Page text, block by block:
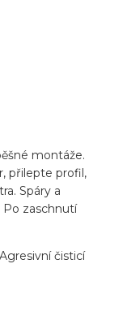
montáže.
přilepte profil,
Spáry a
zaschnutí
čisticí